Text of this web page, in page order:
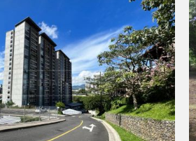
VER DETALLES